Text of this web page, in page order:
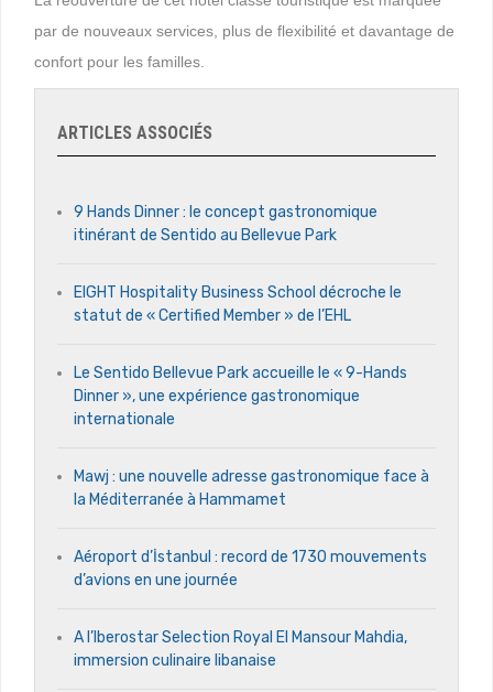
par de nouveaux services, plus de flexibilité et davantage de
confort pour les familles.
ARTICLES ASSOCIÉS
9 Hands Dinner : le concept gastronomique
itinérant de Sentido au Bellevue Park
EIGHT Hospitality Business School décroche le
statut de « Certified Member » de l’EHL
Le Sentido Bellevue Park accueille le « 9-Hands
Dinner », une expérience gastronomique
internationale
Mawj : une nouvelle adresse gastronomique face à
la Méditerranée à Hammamet
Aéroport d’İstanbul : record de 1730 mouvements
d’avions en une journée
A l’Iberostar Selection Royal El Mansour Mahdia,
immersion culinaire libanaise